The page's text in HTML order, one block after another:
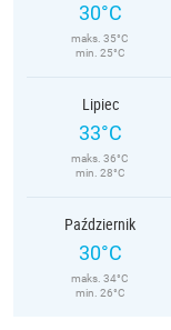
30°C
maks. 35°C
min. 25°C
Lipiec
33°C
maks. 36°C
min. 28°C
Październik
30°C
maks. 34°C
min. 26°C